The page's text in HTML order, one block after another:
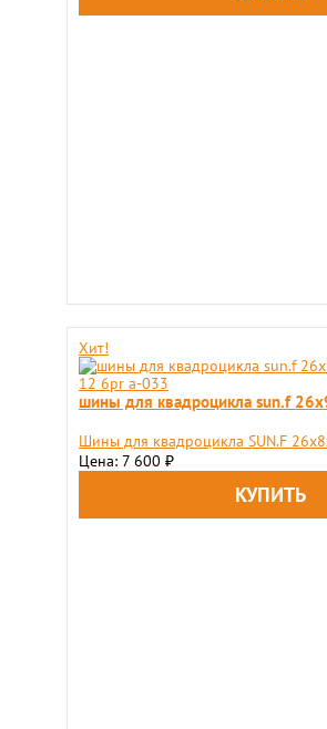
Хит!
шины для квадроцикла sun.f
Шины для квадроцикла SUN.F
Цена: 7 600 ₽